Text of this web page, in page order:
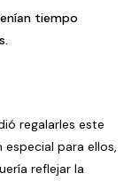
tiempo
regalarles este
para ellos,
reflejar la